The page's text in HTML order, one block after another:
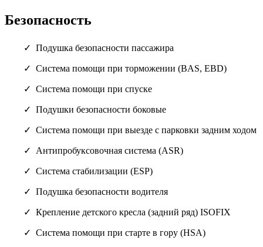
Безопасность
Подушка безопасности пассажира
Система помощи при торможении (BAS, EBD)
Система помощи при спуске
Подушки безопасности боковые
Система помощи при выезде с парковки задним ходом
Антипробуксовочная система (ASR)
Система стабилизации (ESP)
Подушка безопасности водителя
Крепление детского кресла (задний ряд) ISOFIX
Система помощи при старте в гору (HSA)